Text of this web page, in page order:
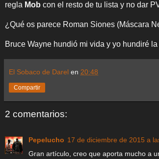
regla Mob con el resto de tu lista y no dar
¿Qué os parece Roman Siones (Máscara
Bruce Wayne hundió mi vida y yo hundiré
El Sobaco de Darel en 20:48
Compartir
2 comentarios:
Pepelucho 17 de diciembre de 2015 a
Gran artículo, creo que aporta mucho a